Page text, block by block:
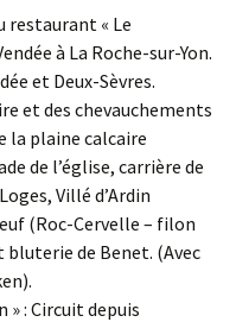
restaurant « Le
à La Roche-sur-Yon.
et Deux-Sèvres.
et des chevauchements
la plaine calcaire
de l’église, carrière de
Villé d’Ardin
(Roc-Cervelle – filon
bluterie de Benet. (Avec
» : Circuit depuis